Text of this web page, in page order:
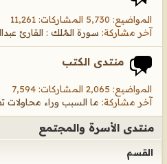
المواضيع: 5,730 المشاركات: 11,261
آخر مشاركة: سورة المُلك : القارئ
منتدى الكتب
المواضيع: 2,065 المشاركات: 7,594
آخر مشاركة: ما السبب وراء محاولات
منتدى الأسرة والمجتمع
القسم